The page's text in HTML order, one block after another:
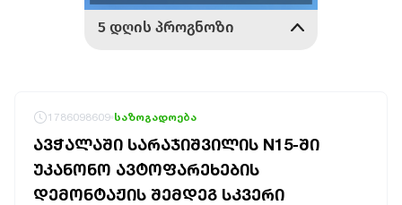
1786098609 საზოგადოება
ᲐᲕᲭᲐᲚᲐᲨᲘ ᲡᲐᲠᲐᲯᲘᲨᲕᲘᲚᲘᲡ N15-ᲨᲘ
ᲣᲙᲐᲜᲝᲜᲝ ᲐᲕᲢᲝᲤᲐᲠᲔᲮᲔᲑᲘᲡ
ᲓᲔᲛᲝᲜᲢᲐᲟᲘᲡ ᲨᲔᲛᲓᲔᲒ ᲡᲙᲕᲔᲠᲘ